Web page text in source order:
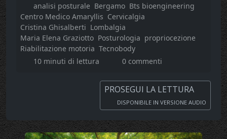
analisi posturale Bergamo Bts bioengineering
Centro Medico Amaryllis Cervicalgia
Cristina Ghisalberti Lombalgia
Maria Elena Graziotto Posturologia propriocezione
Riabilitazione motoria Tecnobody
10 minuti di lettura
0 commenti
PROSEGUI LA LETTURA
DISPONIBILE IN VERSIONE AUDIO